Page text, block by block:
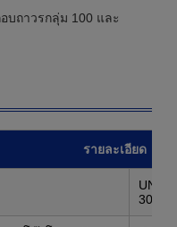
บถาวรกลุ่ม 100 และ
รายละเอียด